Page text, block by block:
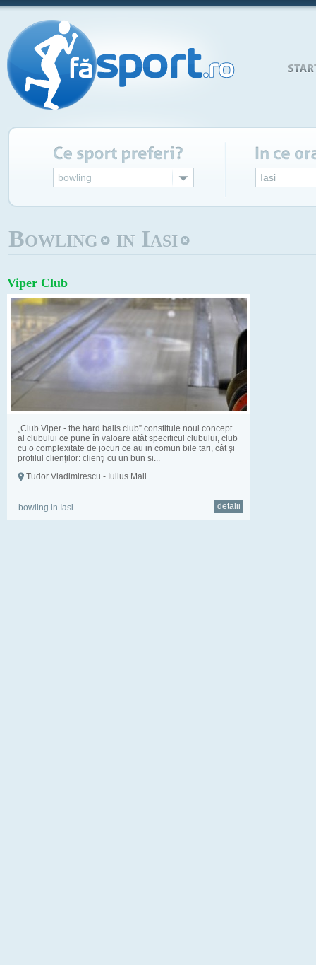
bowling Iasi
Bowling in Iasi
Viper Club
„Club Viper - the hard balls club” constituie noul concept
al clubului ce pune în valoare atât specificul clubului, club
cu o complexitate de jocuri ce au in comun bile tari, cât şi
profilul clienţilor: clienţi cu un bun si...
Tudor Vladimirescu - Iulius Mall ...
bowling in Iasi detalii